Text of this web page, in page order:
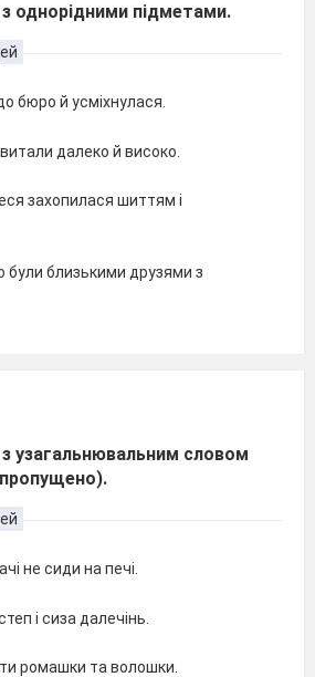
однорідними підметами.
бюро й усміхнулася.
далеко й високо.
захопилася шиттям і
були близькими друзями з
узагальнювальним словом
пропущено).
не сиди на печі.
і сиза далечінь.
ромашки та волошки.